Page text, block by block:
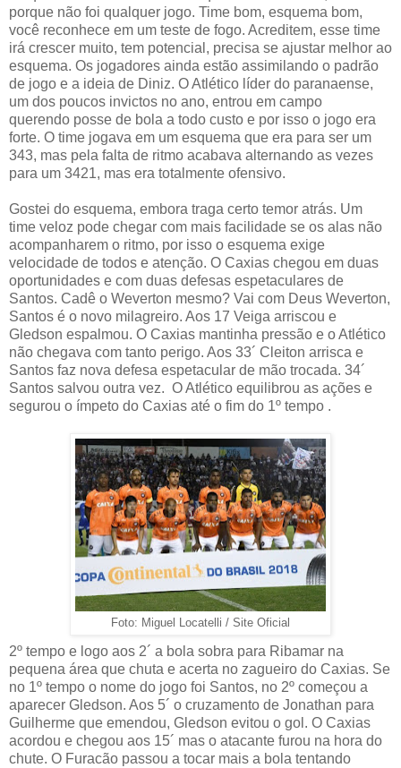
porque não foi qualquer jogo. Time bom, esquema bom,
você reconhece em um teste de fogo. Acreditem, esse time
irá crescer muito, tem potencial, precisa se ajustar melhor ao
esquema. Os jogadores ainda estão assimilando o padrão
de jogo e a ideia de Diniz. O Atlético líder do paranaense,
um dos poucos invictos no ano, entrou em campo
querendo posse de bola a todo custo e por isso o jogo era
forte. O time jogava em um esquema que era para ser um
343, mas pela falta de ritmo acabava alternando as vezes
para um 3421, mas era totalmente ofensivo.
Gostei do esquema, embora traga certo temor atrás. Um
time veloz pode chegar com mais facilidade se os alas não
acompanharem o ritmo, por isso o esquema exige
velocidade de todos e atenção. O Caxias chegou em duas
oportunidades e com duas defesas espetaculares de
Santos. Cadê o Weverton mesmo? Vai com Deus Weverton,
Santos é o novo milagreiro. Aos 17 Veiga arriscou e
Gledson espalmou. O Caxias mantinha pressão e o Atlético
não chegava com tanto perigo. Aos 33´ Cleiton arrisca e
Santos faz nova defesa espetacular de mão trocada. 34´
Santos salvou outra vez. O Atlético equilibrou as ações e
segurou o ímpeto do Caxias até o fim do 1º tempo .
Foto: Miguel Locatelli / Site Oficial
2º tempo e logo aos 2´ a bola sobra para Ribamar na
pequena área que chuta e acerta no zagueiro do Caxias. Se
no 1º tempo o nome do jogo foi Santos, no 2º começou a
aparecer Gledson. Aos 5´ o cruzamento de Jonathan para
Guilherme que emendou, Gledson evitou o gol. O Caxias
acordou e chegou aos 15´ mas o atacante furou na hora do
chute. O Furacão passou a tocar mais a bola tentando